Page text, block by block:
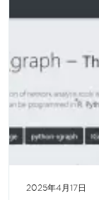
2025年4月17日